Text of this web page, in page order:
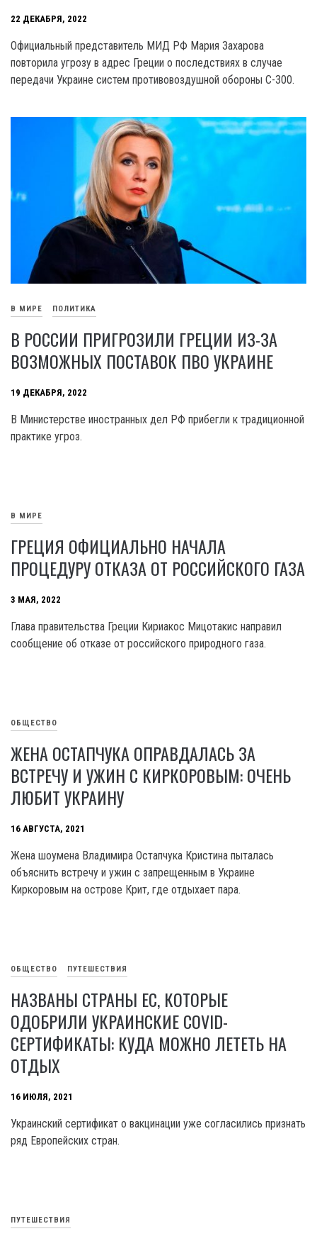
22 ДЕКАБРЯ, 2022
Официальный представитель МИД РФ Мария Захарова
повторила угрозу в адрес Греции о последствиях в случае
передачи Украине систем противовоздушной обороны С-300.
В МИРЕ ПОЛИТИКА
В РОССИИ ПРИГРОЗИЛИ ГРЕЦИИ ИЗ-ЗА
ВОЗМОЖНЫХ ПОСТАВОК ПВО УКРАИНЕ
19 ДЕКАБРЯ, 2022
В Министерстве иностранных дел РФ прибегли к традиционной
практике угроз.
В МИРЕ
ГРЕЦИЯ ОФИЦИАЛЬНО НАЧАЛА
ПРОЦЕДУРУ ОТКАЗА ОТ РОССИЙСКОГО ГАЗА
3 МАЯ, 2022
Глава правительства Греции Кириакос Мицотакис направил
сообщение об отказе от российского природного газа.
ОБЩЕСТВО
ЖЕНА ОСТАПЧУКА ОПРАВДАЛАСЬ ЗА
ВСТРЕЧУ И УЖИН С КИРКОРОВЫМ: ОЧЕНЬ
ЛЮБИТ УКРАИНУ
16 АВГУСТА, 2021
Жена шоумена Владимира Остапчука Кристина пыталась
объяснить встречу и ужин с запрещенным в Украине
Киркоровым на острове Крит, где отдыхает пара.
ОБЩЕСТВО ПУТЕШЕСТВИЯ
НАЗВАНЫ СТРАНЫ ЕС, КОТОРЫЕ
ОДОБРИЛИ УКРАИНСКИЕ COVID-
СЕРТИФИКАТЫ: КУДА МОЖНО ЛЕТЕТЬ НА
ОТДЫХ
16 ИЮЛЯ, 2021
Украинский сертификат о вакцинации уже согласились признать
ряд Европейских стран.
ПУТЕШЕСТВИЯ